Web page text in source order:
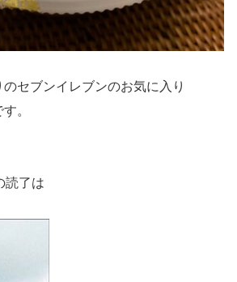
セブンイレブンのお気に入り
。
読了は